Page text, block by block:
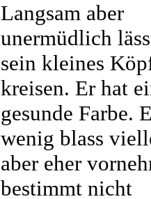
Langsam aber
unermüdlich
sein kleines
kreisen. Er hat
gesunde Farbe.
wenig blass
aber eher
bestimmt nicht